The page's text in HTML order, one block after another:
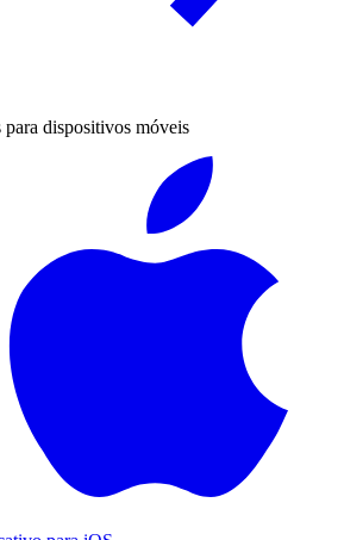
dispositivos móveis